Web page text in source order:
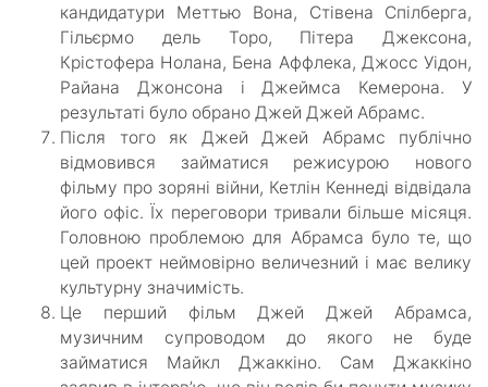
кандидатури Меттью Вона, Стівена Спілберга,
Гільєрмо дель Торо, Пітера Джексона,
Крістофера Нолана, Бена Аффлека, Джосс Уідон,
Райана Джонсона і Джеймса Кемерона. У
результаті було обрано Джей Джей Абрамс.
Після того як Джей Джей Абрамс публічно
відмовився займатися режисурою нового
фільму про зоряні війни, Кетлін Кеннеді відвідала
його офіс. Їх переговори тривали більше місяця.
Головною проблемою для Абрамса було те, що
цей проект неймовірно величезний і має велику
культурну значимість.
Це перший фільм Джей Джей Абрамса,
музичним супроводом до якого не буде
займатися Майкл Джаккіно. Сам Джаккіно